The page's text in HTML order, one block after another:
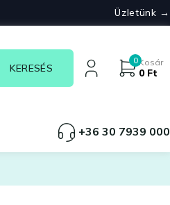
Üzletünk →
0Kosár
0 Ft
+36 30 7939 000